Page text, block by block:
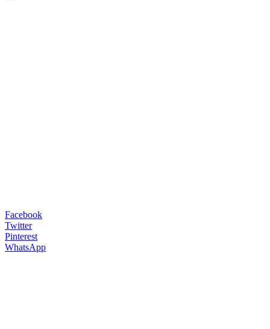
Facebook
Twitter
Pinterest
WhatsApp